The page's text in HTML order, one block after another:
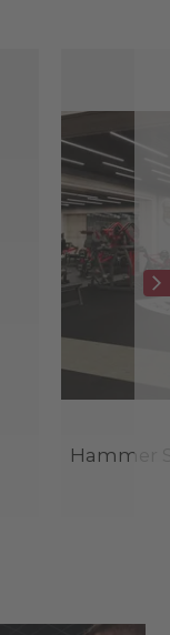
Hammer